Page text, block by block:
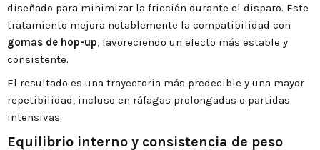
diseñado para minimizar la fricción durante el disparo. Este
tratamiento mejora notablemente la compatibilidad con
gomas de hop-up, favoreciendo un efecto más estable y
consistente.
El resultado es una trayectoria más predecible y una mayor
repetibilidad, incluso en ráfagas prolongadas o partidas
intensivas.
Equilibrio interno y consistencia de peso